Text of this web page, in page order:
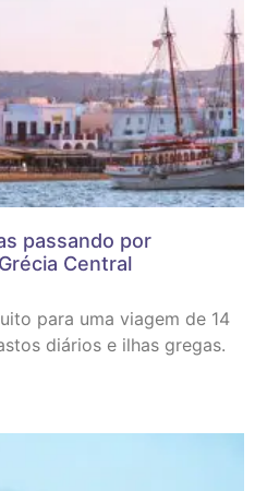
passando por
Central
para uma viagem de 14
diários e ilhas gregas.